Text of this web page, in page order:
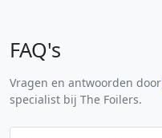
FAQ's
Vragen en antwoorden door
specialist bij The Foilers.